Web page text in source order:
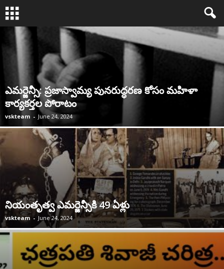
ఎమర్జెన్సీ: ప్రజాస్వామ్య పునరుద్ధరణ కోసం మహిళా
కార్యకర్తల పోరాటం
vskteam - June 24, 2024
నియంతృత్వ ఎమర్జెన్సీకి 49 ఏళ్లు
vskteam - June 24, 2024